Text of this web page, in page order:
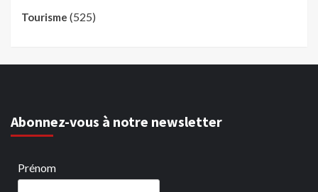
Tourisme (525)
Abonnez-vous à notre newsletter
Prénom